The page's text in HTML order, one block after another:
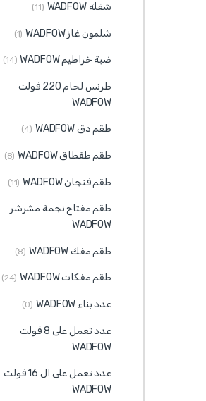
شقلة WADFOW (11)
شلمون غاز WADFOW (1)
ضبة خراطيم WADFOW (14)
طرنس لحام 220 فولت
WADFOW
طقم دق WADFOW (4)
طقم طقطاق WADFOW (8)
طقم فنجان WADFOW (11)
طقم مفتاح نجمة مشرشر
WADFOW
طقم مفك WADFOW (8)
طقم مفكات WADFOW (24)
عدد بناء WADFOW (0)
عدد تعمل على 8 فولت
WADFOW
عدد تعمل على ال 16 فولت
WADFOW